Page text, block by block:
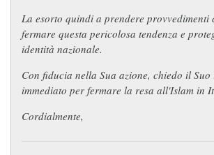
La esorto quindi a prendere provvedimenti
fermare questa pericolosa tendenza e
identità nazionale.
Con fiducia nella Sua azione, chiedo il Suo
immediato per fermare la resa all'Islam in
Cordialmente,